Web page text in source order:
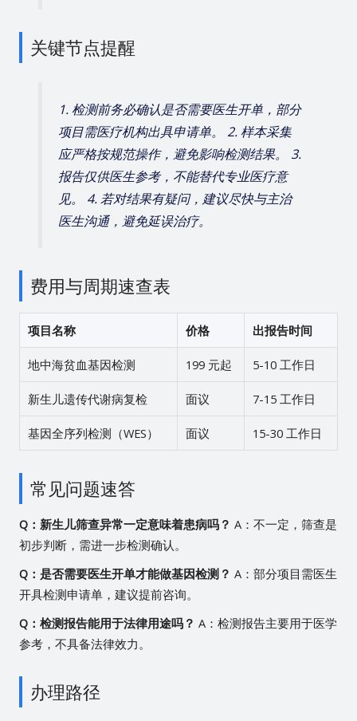
关键节点提醒
1. 检测前务必确认是否需要医生开单，部分
项目需医疗机构出具申请单。 2. 样本采集
应严格按规范操作，避免影响检测结果。 3.
报告仅供医生参考，不能替代专业医疗意
见。 4. 若对结果有疑问，建议尽快与主治
医生沟通，避免延误治疗。
费用与周期速查表
项目名称 价格 出报告时间
地中海贫血基因检测 199 元起 5-10 工作日
新生儿遗传代谢病复检 面议 7-15 工作日
基因全序列检测（WES） 面议 15-30 工作日
常见问题速答
Q：新生儿筛查异常一定意味着患病吗？ A：不一定，筛查是
初步判断，需进一步检测确认。
Q：是否需要医生开单才能做基因检测？ A：部分项目需医生
开具检测申请单，建议提前咨询。
Q：检测报告能用于法律用途吗？ A：检测报告主要用于医学
参考，不具备法律效力。
办理路径